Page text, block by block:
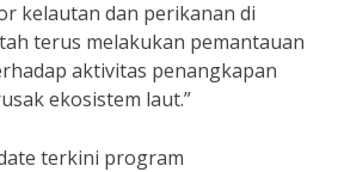
kelautan dan perikanan di
terus melakukan pemantauan
aktivitas penangkapan
ekosistem laut.”
terkini program